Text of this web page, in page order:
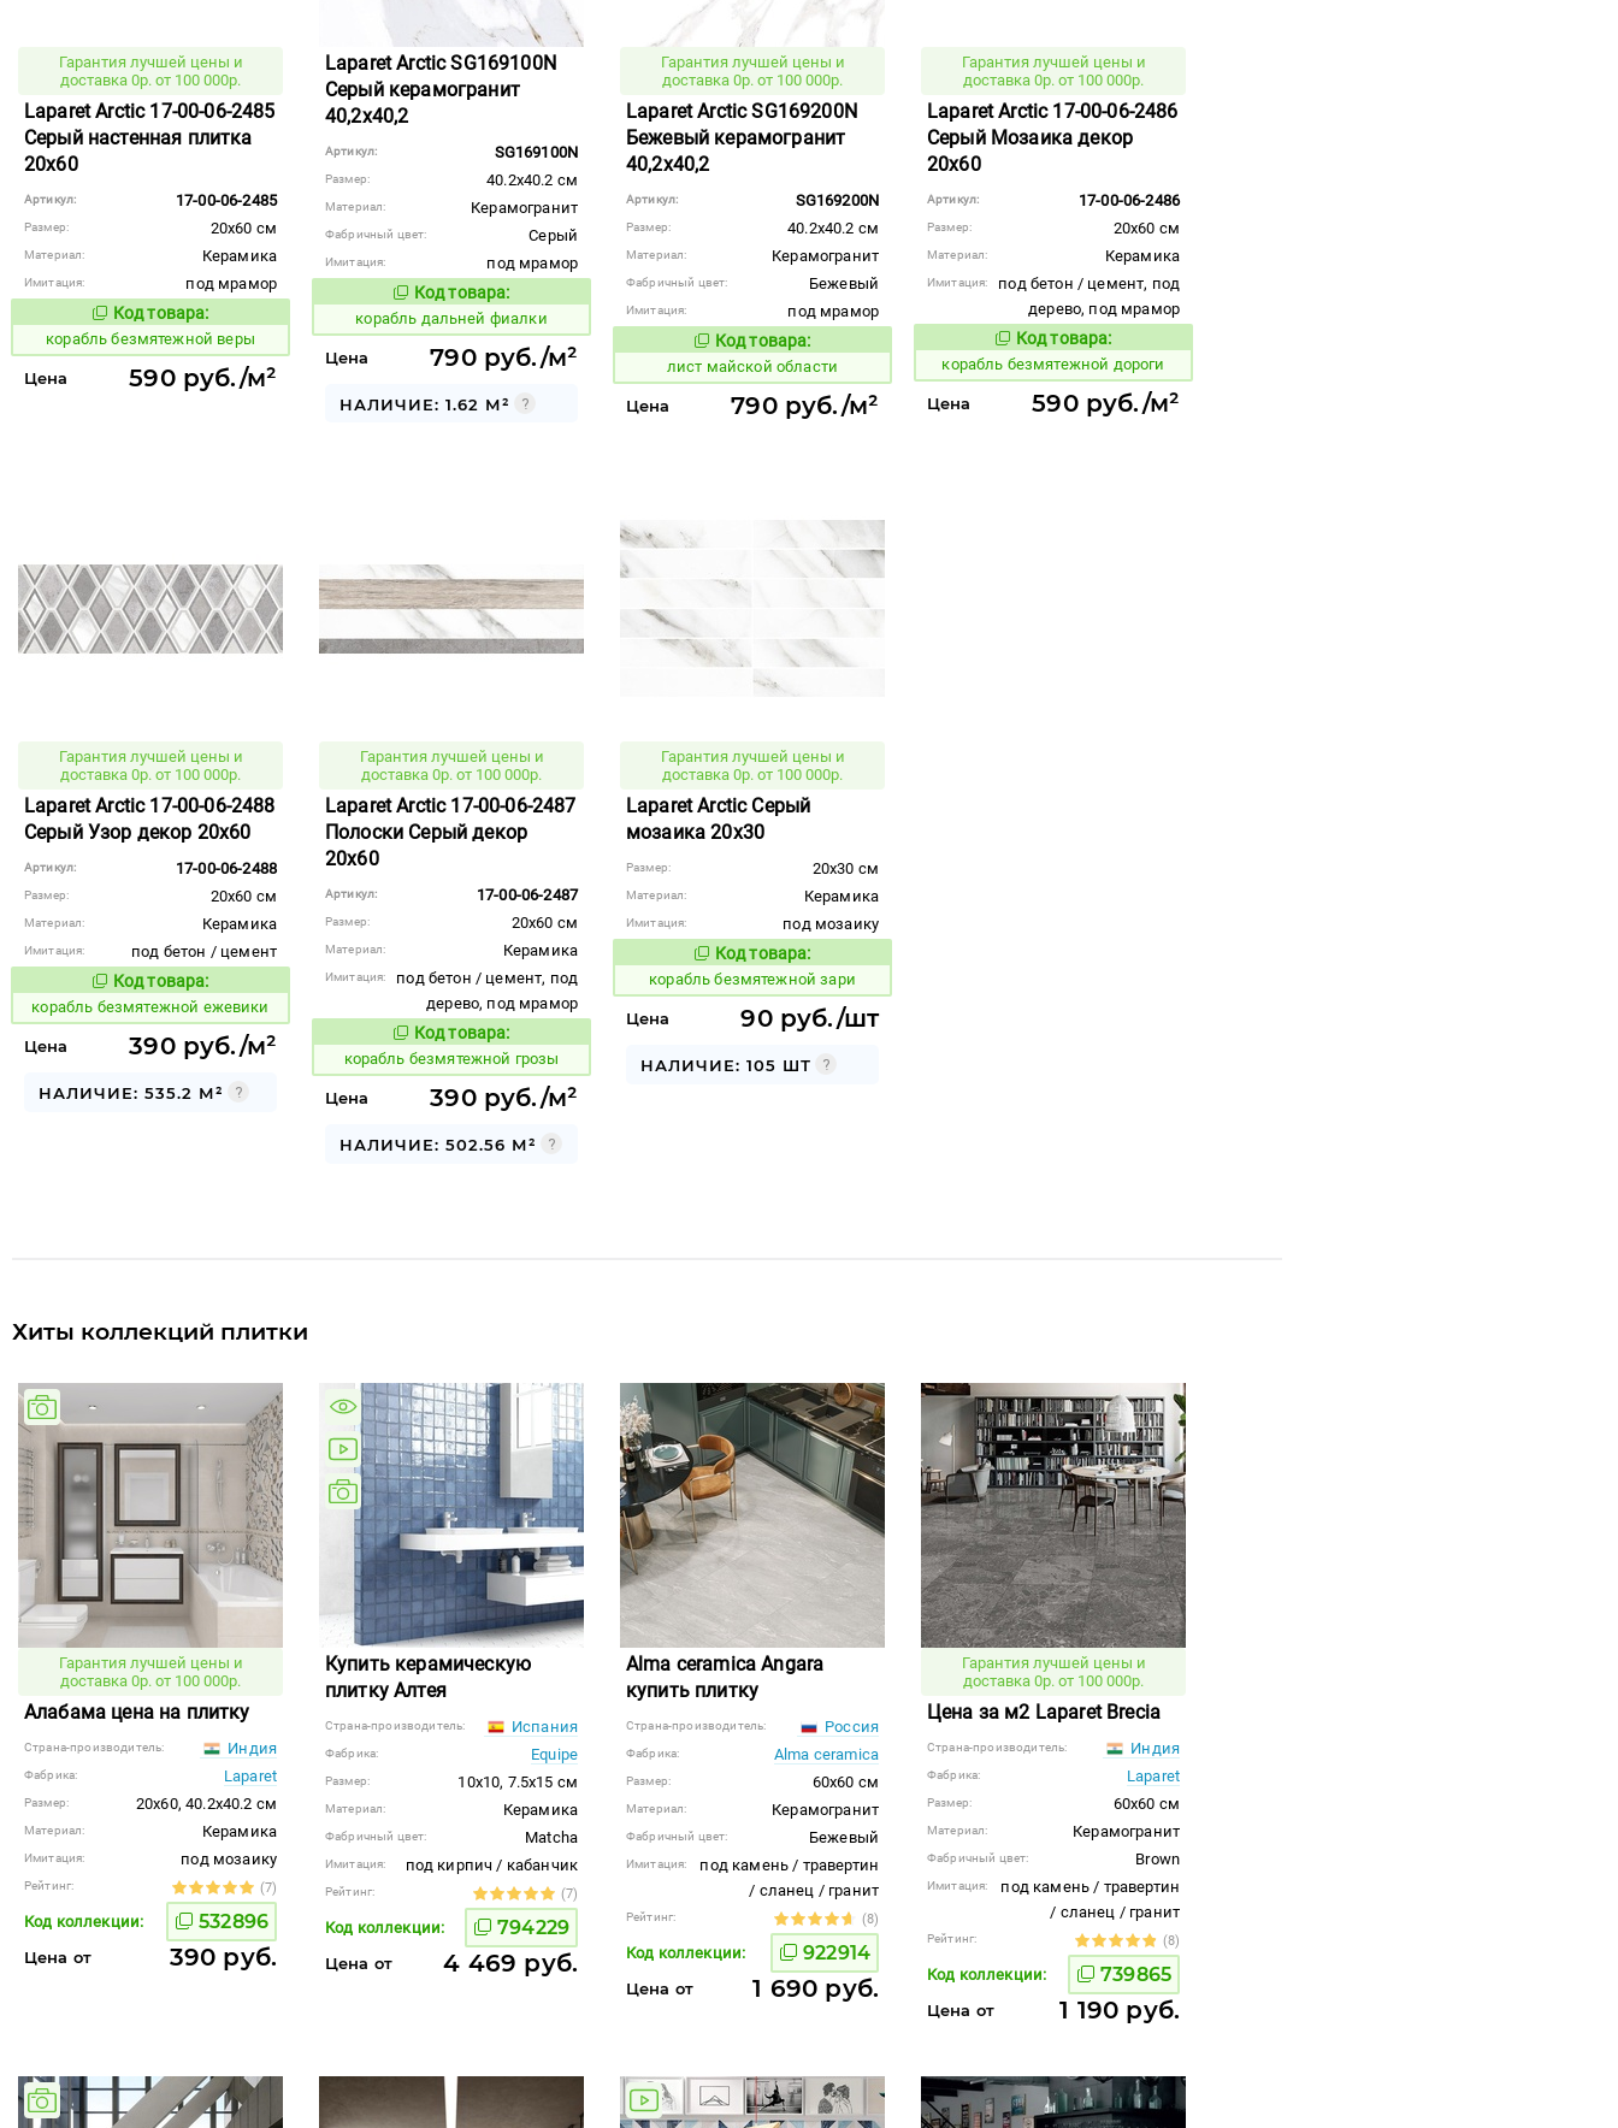
Гарантия лучшей цены и
доставка 0р. от 100 000р.
Laparet Arctic 17-00-06-2485
Серый настенная плитка
20x60
Артикул: 17-00-06-2485
Размер: 20x60 см
Материал: Керамика
Имитация:
под мрамор
Код товара:
766133 Код товара:
корабль безмятежной веры
Цена 590 руб./м²
Laparet Arctic SG169100N
Серый керамогранит
40,2x40,2
Артикул: SG169100N
Размер: 40.2x40.2 см
Материал: Керамогранит
Фабричный цвет: Серый
Имитация:
под мрамор
Код товара:
768739 Код товара:
корабль дальней фиалки
Цена 790 руб./м²
НАЛИЧИЕ: 1.62 М²
Гарантия лучшей цены и
доставка 0р. от 100 000р.
Laparet Arctic SG169200N
Бежевый керамогранит
40,2x40,2
Артикул: SG169200N
Размер: 40.2x40.2 см
Материал: Керамогранит
Фабричный цвет: Бежевый
Имитация:
под мрамор
Код товара:
881438 Код товара:
лист майской области
Цена 790 руб./м²
Гарантия лучшей цены и
доставка 0р. от 100 000р.
Laparet Arctic 17-00-06-2486
Серый Мозаика декор
20x60
Артикул: 17-00-06-2486
Размер: 20x60 см
Материал: Керамика
Имитация:
под бетон / цемент, под
дерево, под мрамор
Код товара:
766147 Код товара:
корабль безмятежной дороги
Цена 590 руб./м²
Гарантия лучшей цены и
доставка 0р. от 100 000р.
Laparet Arctic 17-00-06-2488
Серый Узор декор 20x60
Артикул: 17-00-06-2488
Размер: 20x60 см
Материал: Керамика
Имитация:
под бетон / цемент
Код товара:
766149 Код товара:
корабль безмятежной ежевики
Цена 390 руб./м²
НАЛИЧИЕ: 535.2 М²
Гарантия лучшей цены и
доставка 0р. от 100 000р.
Laparet Arctic 17-00-06-2487
Полоски Серый декор
20x60
Артикул: 17-00-06-2487
Размер: 20x60 см
Материал: Керамика
Имитация:
под бетон / цемент, под
дерево, под мрамор
Код товара:
766144 Код товара:
корабль безмятежной грозы
Цена 390 руб./м²
НАЛИЧИЕ: 502.56 М²
Гарантия лучшей цены и
доставка 0р. от 100 000р.
Laparet Arctic Серый
мозаика 20x30
Размер: 20x30 см
Материал: Керамика
Имитация:
под мозаику
Код товара:
766153 Код товара:
корабль безмятежной зари
Цена 90 руб./шт
НАЛИЧИЕ: 105 ШТ
Хиты коллекций плитки
Гарантия лучшей цены и
доставка 0р. от 100 000р.
Алабама цена на плитку
Страна-производитель: Индия
Фабрика: Laparet
Размер: 20x60, 40.2x40.2 см
Материал: Керамика
Имитация: под мозаику
Рейтинг: (7)
Код коллекции: 532896
Цена от 390 руб.
Купить керамическую
плитку Алтея
Страна-производитель: Испания
Фабрика: Equipe
Размер: 10x10, 7.5x15 см
Материал: Керамика
Фабричный цвет: Matcha
Имитация: под кирпич / кабанчик
Рейтинг: (7)
Код коллекции: 794229
Цена от 4 469 руб.
Alma ceramica Angara
купить плитку
Страна-производитель: Россия
Фабрика: Alma ceramica
Размер: 60x60 см
Материал: Керамогранит
Фабричный цвет: Бежевый
Имитация:
под камень / травертин
/ сланец / гранит
Рейтинг: (8)
Код коллекции: 922914
Цена от 1 690 руб.
Гарантия лучшей цены и
доставка 0р. от 100 000р.
Цена за м2 Laparet Brecia
Страна-производитель: Индия
Фабрика: Laparet
Размер: 60x60 см
Материал: Керамогранит
Фабричный цвет: Brown
Имитация:
под камень / травертин
/ сланец / гранит
Рейтинг: (8)
Код коллекции: 739865
Цена от 1 190 руб.